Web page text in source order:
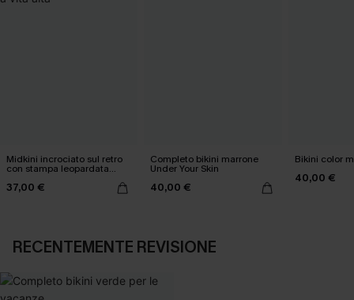
Midkini incrociato sul retro
con stampa leopardata
37,00 €
Completo bikini marrone
Under Your Skin
40,00 €
Bikini color
40,00 €
RECENTEMENTE REVISIONE